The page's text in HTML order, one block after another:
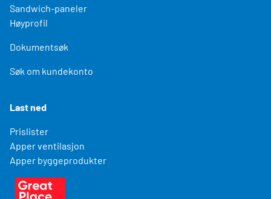
Sandwich-paneler
Høyprofil
Dokumentsøk
Søk om kundekonto
Last ned
Prislister
Apper ventilasjon
Apper byggeprodukter